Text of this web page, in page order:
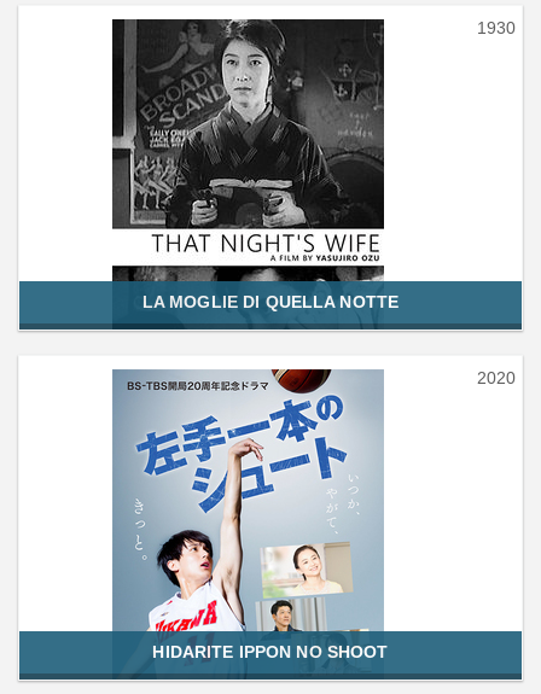
1930
LA MOGLIE DI QUELLA NOTTE
2020
HIDARITE IPPON NO SHOOT